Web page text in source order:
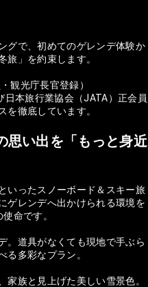
グで、初めてのゲレンデ体験か
旅」を約束します。
観光庁長官登録）
本旅行業協会（JATA）正会員
を徹底しています。
思い出を「もっと身近
いったスノーボード＆スキー旅
ゲレンデへ出かけられる環境を
命です。
。道具がなくても現地で手ぶら
る多彩なプラン。
家族と見上げた美しい雪景色。